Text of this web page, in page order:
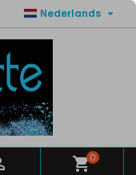
Nederlands 
0
×
×
een verlanglijst
×
in uw verlanglijst
Inloggen